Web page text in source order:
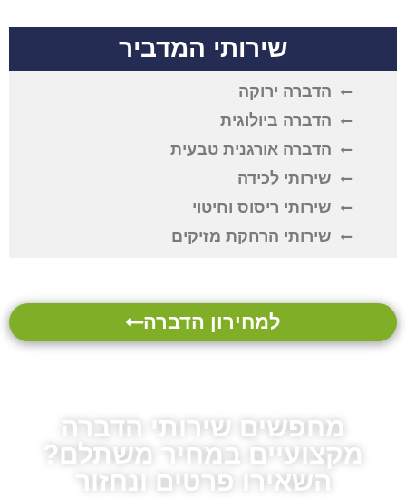
שירותי המדביר
הדברה ירוקה
הדברה ביולוגית
הדברה אורגנית טבעית
שירותי לכידה
שירותי ריסוס וחיטוי
שירותי הרחקת מזיקים
למחירון הדברה
מחפשים שירותי הדברה
מקצועיים במחיר משתלם?
השאירו פרטים ונחזור